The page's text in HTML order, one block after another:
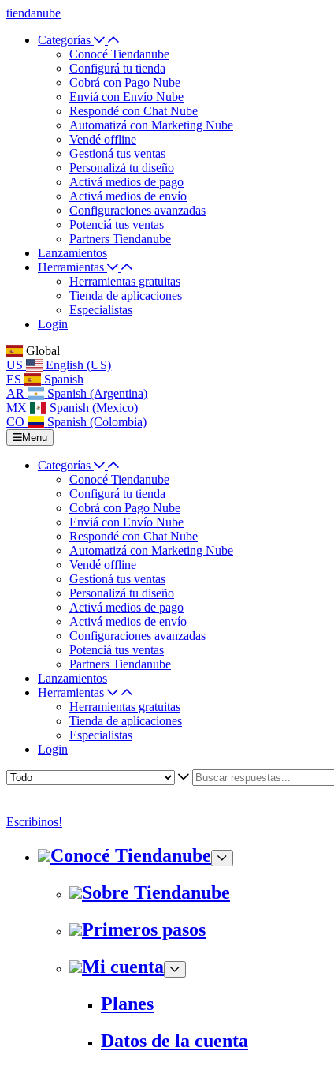
tiendanube
Categorías
Conocé Tiendanube
Configurá tu tienda
Cobrá con Pago Nube
Enviá con Envío Nube
Respondé con Chat Nube
Automatizá con Marketing Nube
Vendé offline
Gestioná tus ventas
Personalizá tu diseño
Activá medios de pago
Activá medios de envío
Configuraciones avanzadas
Potenciá tus ventas
Partners Tiendanube
Lanzamientos
Herramientas
Herramientas gratuitas
Tienda de aplicaciones
Especialistas
Login
Global
US
English (US)
ES
Spanish
AR
Spanish (Argentina)
MX
Spanish (Mexico)
CO
Spanish (Colombia)
Menu
Categorías
Conocé Tiendanube
Configurá tu tienda
Cobrá con Pago Nube
Enviá con Envío Nube
Respondé con Chat Nube
Automatizá con Marketing Nube
Vendé offline
Gestioná tus ventas
Personalizá tu diseño
Activá medios de pago
Activá medios de envío
Configuraciones avanzadas
Potenciá tus ventas
Partners Tiendanube
Lanzamientos
Herramientas
Herramientas gratuitas
Tienda de aplicaciones
Especialistas
Login
Escribinos!
Conocé Tiendanube
Sobre Tiendanube
Primeros pasos
Mi cuenta
Planes
Datos de la cuenta